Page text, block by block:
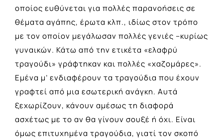
οποίος ευθύνεται για πολλές παρανοήσεις σε
θέματα αγάπης, έρωτα κλπ., ιδίως στον τρόπο
με τον οποίον μεγάλωσαν πολλές γενιές –κυρίως
γυναικών. Κάτω από την ετικέτα «ελαφρύ
τραγούδι» γράφτηκαν και πολλές «χαζομάρες».
Εμένα μ’ ενδιαφέρουν τα τραγούδια που έχουν
γραφτεί από μια εσωτερική ανάγκη. Αυτά
ξεχωρίζουν, κάνουν αμέσως τη διαφορά
ασχέτως με το αν θα γίνουν σουξέ ή όχι. Είναι
όμως επιτυχημένα τραγούδια, γιατί τον σκοπό